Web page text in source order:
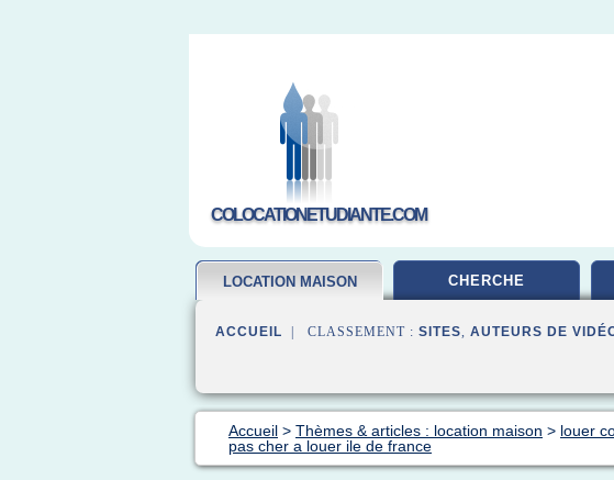
COLOCATIONETUDIANTE.COM
LOCATION MAISON CHERCHE
ACCUEIL | CLASSEMENT : SITES, AUTEURS DE
Accueil > Thèmes & articles : location maison > louer
pas cher a louer ile de france